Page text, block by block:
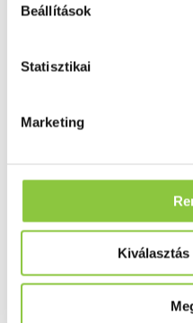
Beállítások
Statisztikai
Marketing
Kiválasztás